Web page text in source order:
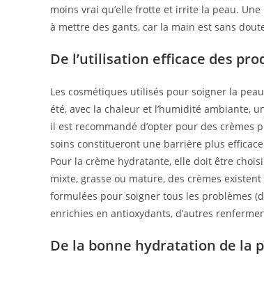
moins vrai qu’elle frotte et irrite la peau.
à mettre des gants, car la main est sans
De l’utilisation efficace des
Les cosmétiques utilisés pour soigner la
été, avec la chaleur et l’humidité ambiante,
il est recommandé d’opter pour des crèmes
soins constitueront une barrière plus
Pour la crème hydratante, elle doit être
mixte, grasse ou mature, des crèmes
formulées pour soigner tous les problèmes
enrichies en antioxydants, d’autres
De la bonne hydratation de la